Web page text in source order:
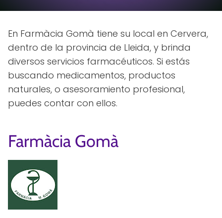
En Farmàcia Gomà tiene su local en Cervera,
dentro de la provincia de Lleida, y brinda
diversos servicios farmacéuticos. Si estás
buscando medicamentos, productos
naturales, o asesoramiento profesional,
puedes contar con ellos.
Farmàcia Gomà